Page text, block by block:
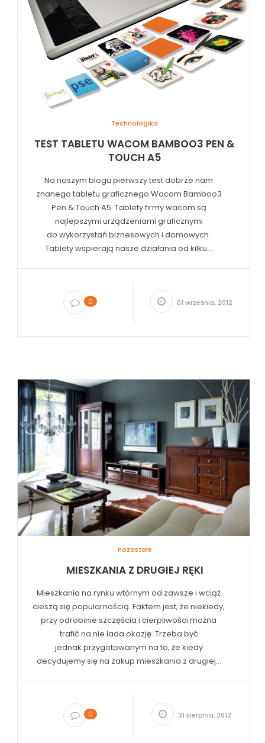
Technologika
TEST TABLETU WACOM BAMBOO3 PEN &
TOUCH A5
Na naszym blogu pierwszy test dobrze nam
znanego tabletu graficznego Wacom Bamboo3
Pen & Touch A5. Tablety firmy wacom są
najlepszymi urządzeniami graficznymi
do wykorzystań biznesowych i domowych.
Tablety wspierają nasze działania od kilku...
0 01 września, 2012
Pozostałe
MIESZKANIA Z DRUGIEJ RĘKI
Mieszkania na rynku wtórnym od zawsze i wciąż
cieszą się popularnością. Faktem jest, że niekiedy,
przy odrobinie szczęścia i cierpliwości można
trafić na nie lada okazję. Trzeba być
jednak przygotowanym na to, że kiedy
decydujemy się na zakup mieszkania z drugiej...
0 31 sierpnia, 2012